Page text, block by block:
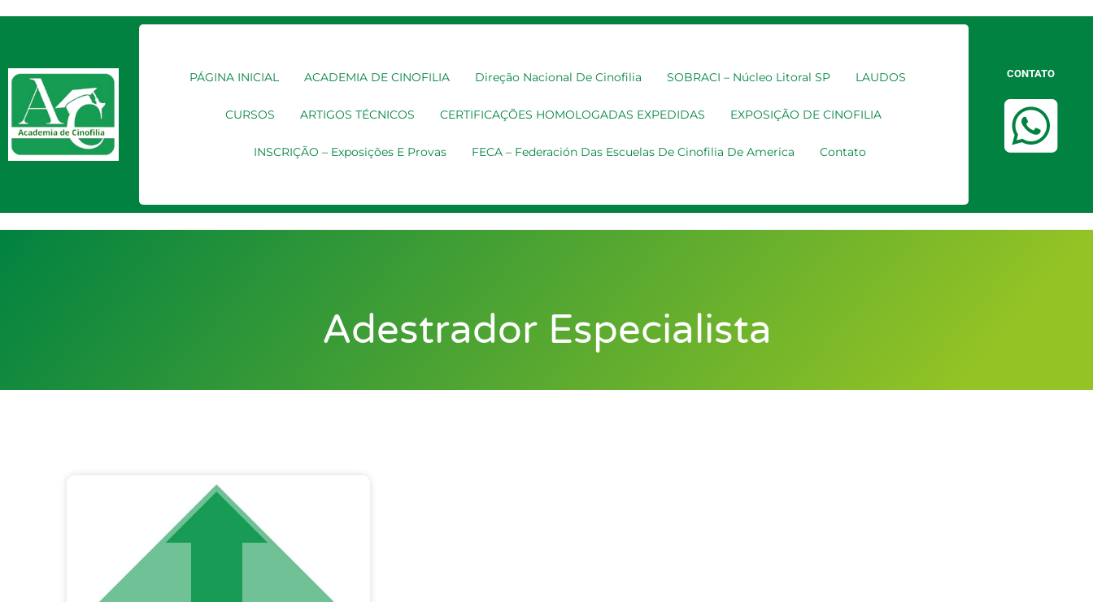
PÁGINA INICIAL ACADEMIA DE CINOFILIA Direção Nacional De Cinofilia SOBRACI – Núcleo Litoral SP LAUDOS
CURSOS ARTIGOS TÉCNICOS CERTIFICAÇÕES HOMOLOGADAS EXPEDIDAS EXPOSIÇÃO DE CINOFILIA
INSCRIÇÃO – Exposições E Provas FECA – Federación Das Escuelas De Cinofilia De America Contato
CONTATO
Adestrador Especialista